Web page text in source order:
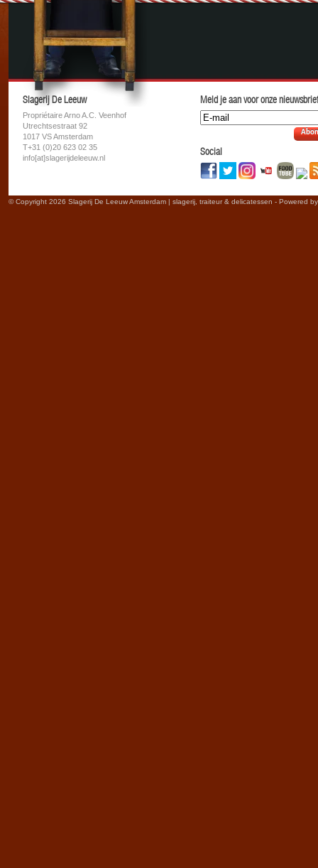
Slagerij De Leeuw
Propriétaire Arno A.C. Veenhof
Utrechtsestraat 92
1017 VS Amsterdam
T+31 (0)20 623 02 35
info[at]slagerijdeleeuw.nl
Meld je aan voor onze
Social
© Copyright 2026 Slagerij De Leeuw Amsterdam | slagerij, traiteur & delicatessen - Powered